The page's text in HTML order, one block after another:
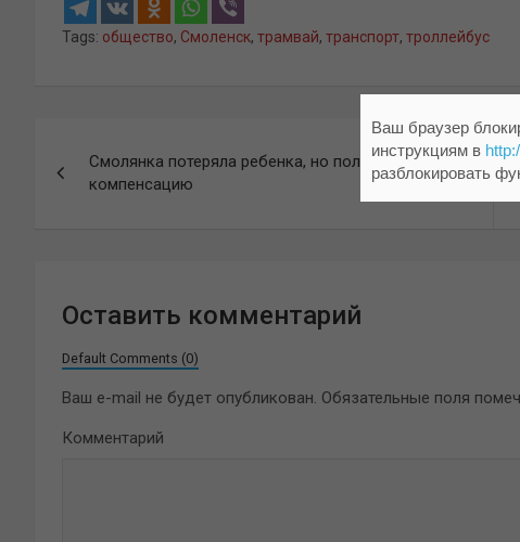
Tags: общество, Смоленск, трамвай, транспорт, троллейбус
по
Смолянка потеряла ребенка, но получит за него
компенсацию
Оставить комментарий
Default Comments (0)
Ваш e-mail не будет опубликован. Обязательные поля
Комментарий
Ваш браузер
инструкциям в
разблокировать